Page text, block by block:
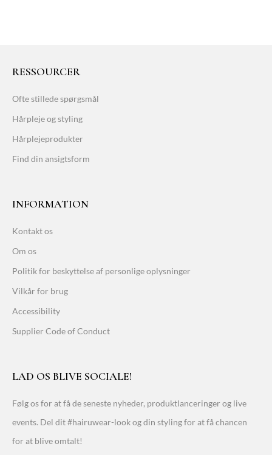
RESSOURCER
Ofte stillede spørgsmål
Hårpleje og styling
Hårplejeprodukter
Find din ansigtsform
INFORMATION
Kontakt os
Om os
Politik for beskyttelse af personlige oplysninger
Vilkår for brug
Accessibility
Supplier Code of Conduct
LAD OS BLIVE SOCIALE!
Følg os for at få de seneste nyheder, produktlanceringer og live
events. Del dit #hairuwear-look og din styling for at få chancen
for at blive omtalt!